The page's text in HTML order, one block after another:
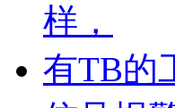
样，
有TB的